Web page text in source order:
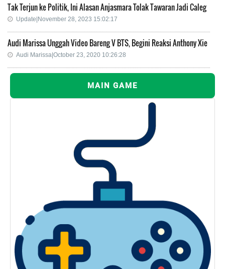
Tak Terjun ke Politik, Ini Alasan Anjasmara Tolak Tawaran Jadi Caleg
Update|November 28, 2023 15:02:17
Audi Marissa Unggah Video Bareng V BTS, Begini Reaksi Anthony Xie
Audi Marissa|October 23, 2020 10:26:28
MAIN GAME